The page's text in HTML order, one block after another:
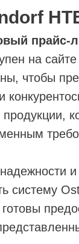
прайс-
на
чтобы
систему